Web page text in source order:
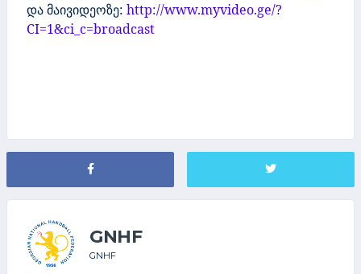
და მაივიდეოზე: http://www.myvideo.ge/?
CI=1&ci_c=broadcast
GNHF
GNHF